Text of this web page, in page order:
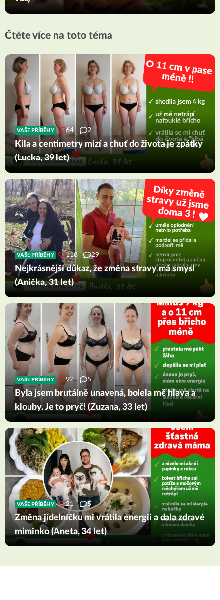
Čtěte více na toto téma
VAŠE PŘÍBĚHY 64 2
Kila a centimetry mizí a chuť do života je zpátky
(Lucka, 39 let)
VAŠE PŘÍBĚHY 118 29
Nejkrásnější důkaz, že změna stravy má smysl
(Anička, 31 let)
VAŠE PŘÍBĚHY 92 5
Byla jsem brutálně unavená, bolela mě hlava a
klouby. Je to pryč! (Zuzana, 33 let)
VAŠE PŘÍBĚHY 21 5
Změna jídelníčku mi vrátila energii a dala zdravé
miminko (Aneta, 34 let)